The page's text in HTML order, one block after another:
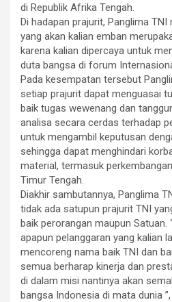
di Republik Afrika Tengah.
Di hadapan prajurit, Panglima TNI
yang akan kalian emban
karena kalian dipercaya untuk
duta bangsa di forum
Pada kesempatan tersebut
setiap prajurit dapat menguasai
baik tugas wewenang dan
analisa secara cerdas terhadap
untuk mengambil keputusan
sehingga dapat menghindari
material, termasuk
Timur Tengah.
Diakhir sambutannya, Panglima
tidak ada satupun prajurit TNI
baik perorangan maupun Satuan.
apapun pelanggaran yang kalian
mencoreng nama baik TNI dan
semua berharap kinerja dan
di dalam misi nantinya akan
bangsa Indonesia di mata dunia